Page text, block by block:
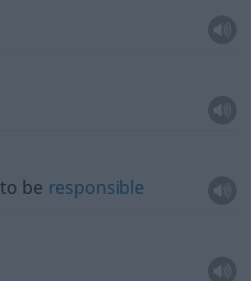
be responsible